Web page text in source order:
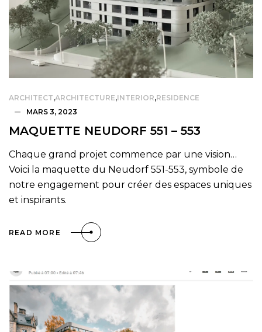
ARCHITECT,ARCHITECTURE,INTERIOR,RESIDENCE
MARS 3, 2023
MAQUETTE NEUDORF 551 – 553
Chaque grand projet commence par une vision…
Voici la maquette du Neudorf 551-553, symbole de
notre engagement pour créer des espaces uniques
et inspirants.
READ MORE